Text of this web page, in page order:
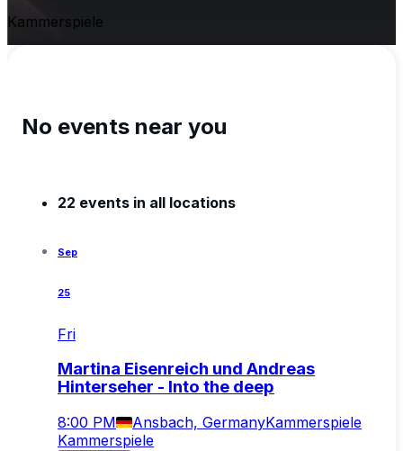
Kammerspiele
No events near you
22 events in all locations
Sep
25
Fri
Martina Eisenreich und Andreas
Hinterseher - Into the deep
8:00 PM Ansbach, GermanyKammerspiele
Kammerspiele